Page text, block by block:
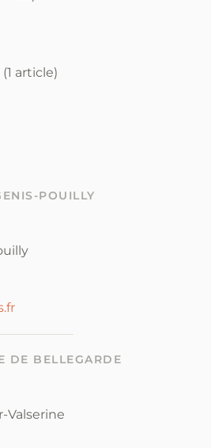
(1 article)
POUILLY
DE BELLEGARDE
Valserine